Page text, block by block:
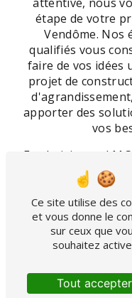
attentive, nous
étape de votre
Vendôme. Nos
qualifiés vous
faire de vos idées
projet de
apporter des
vos
En choisissant
la fabrication
choix de la
Contactez-nous
votre projet et
équipes sont à
toutes vos
la réalisation de
Ce site utilise des
et vous donne le
sur ceux que
souhaitez
Tout accepter